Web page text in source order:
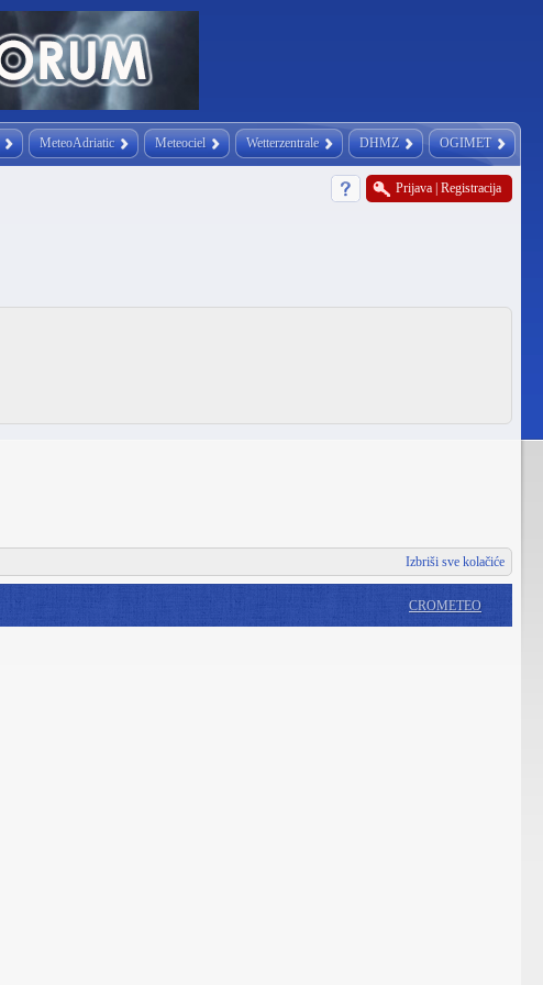
MeteoAdriatic Meteociel Wetterzentrale DHMZ OGIMET
Prijava Registracija
Izbriši sve kolačiće
CROMETEO